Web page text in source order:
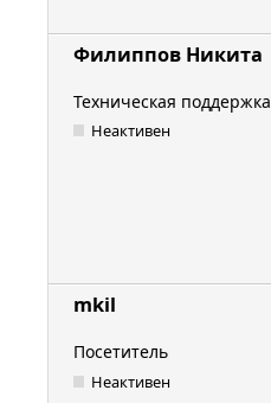
Филиппов Никита
Техническая поддержка
Неактивен
mkil
Посетитель
Неактивен